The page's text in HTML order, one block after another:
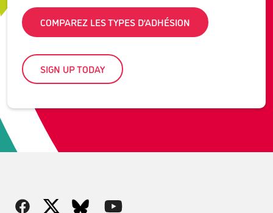
COMPAREZ LES TYPES D’ADHÉSION
SIGN UP TODAY